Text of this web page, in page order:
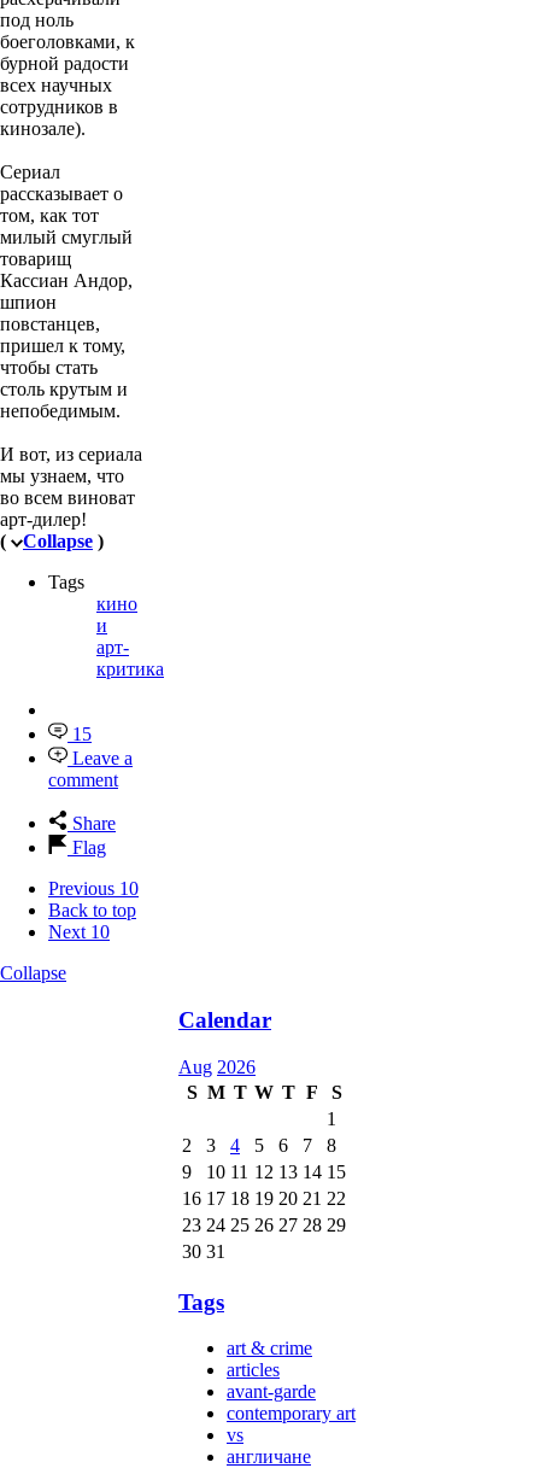
под ноль
боеголовками, к
бурной радости
всех научных
сотрудников в
кинозале).
Сериал
рассказывает о
том, как тот
милый смуглый
товарищ
Кассиан Андор,
шпион
повстанцев,
пришел к тому,
чтобы стать
столь крутым и
непобедимым.
И вот, из сериала
мы узнаем, что
во всем виноват
арт-дилер!
(
Collapse )
Tags
кино
и
арт-
критика
15
Leave a
comment
Share
Flag
Previous 10
Back to top
Next 10
Collapse
Calendar
Aug 2026
S M T W T F
S
1
2
3 4 5 6 7
8
9
10 11 12 13 14 15
16 17 18 19 20 21 22
23 24 25 26 27 28 29
30 31
Tags
art & crime
articles
avant-garde
contemporary art
vs
англичане